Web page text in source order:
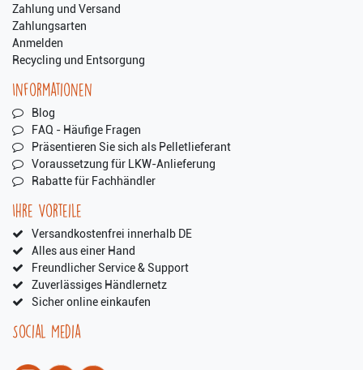
Zahlung und Versand
Zahlungsarten
Anmelden
Recycling und Entsorgung
Informationen
Blog
FAQ - Häufige Fragen
Präsentieren Sie sich als Pelletlieferant
Voraussetzung für LKW-Anlieferung
Rabatte für Fachhändler
Ihre Vorteile
Versandkostenfrei innerhalb DE
Alles aus einer Hand
Freundlicher Service & Support
Zuverlässiges Händlernetz
Sicher online einkaufen
Social Media